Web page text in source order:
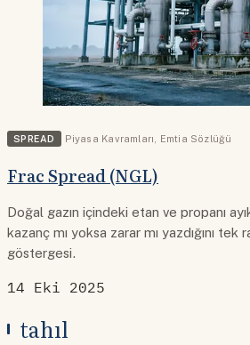
SPREAD Piyasa Kavramları, Emtia Sözlüğü
Frac Spread (NGL)
Doğal gazın içindeki etan ve propanı
kazanç mı yoksa zarar mı yazdığını tek
göstergesi.
14 Eki 2025
tahıl